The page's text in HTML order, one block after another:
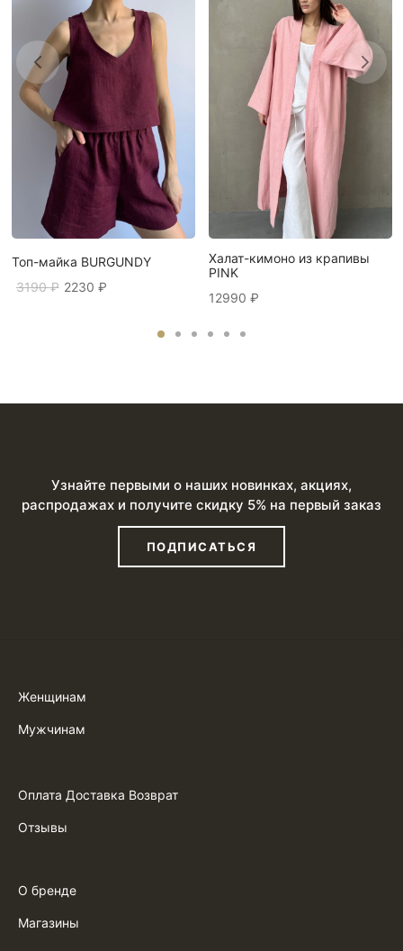
Топ-майка BURGUNDY
3190₽
Первоначальная
2230 ₽
Текущая
Халат-кимоно из крапивы
PINK
12990 ₽
Узнайте первыми о наших новинках, акциях,
распродажах и получите скидку 5% на первый заказ
ПОДПИСАТЬСЯ
Женщинам
Мужчинам
Оплата Доставка Возврат
Отзывы
О бренде
Магазины